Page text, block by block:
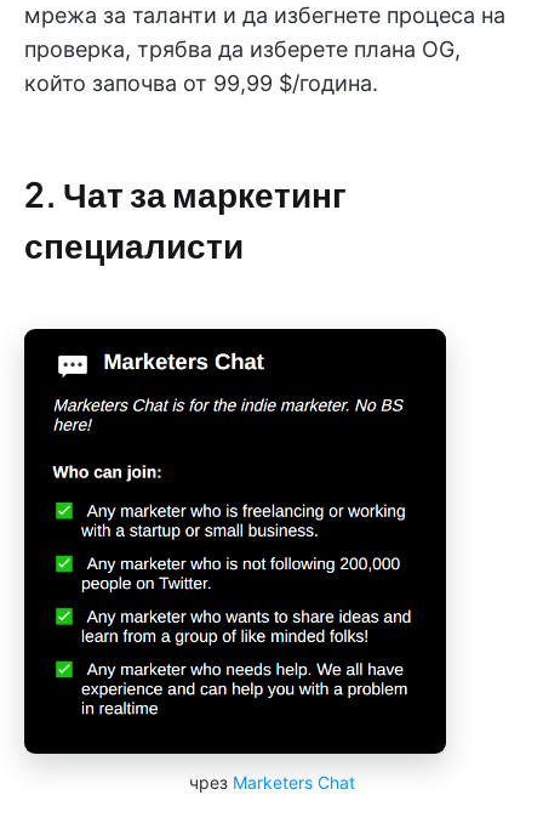
мрежа за таланти и да избегнете процеса на
проверка, трябва да изберете плана OG,
който започва от 99,99 $/година.
2. Чат за маркетинг
специалисти
чрез Marketers Chat